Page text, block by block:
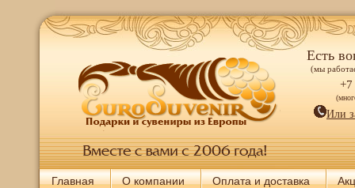
Есть
(мы
+7
Или
Главная О компании Оплата и доставка